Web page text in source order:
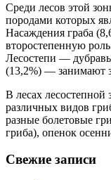
Среди лесов этой
породами которых
Насаждения граба
второстепенную
Лесостепи —
(13,2%) — занимают
В лесах лесостепной
различных видов
разные болетовые
гриба), опенок
Свежие записи